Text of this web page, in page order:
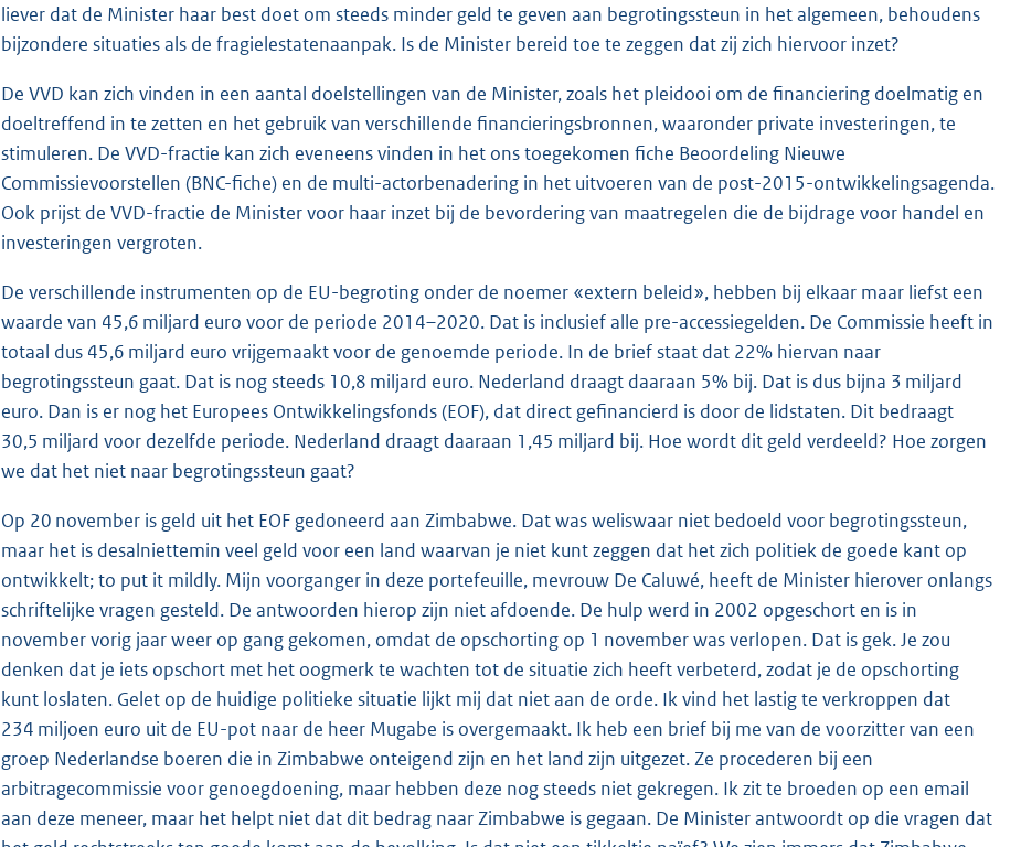
liever dat de Minister haar best doet om steeds minder geld te geven aan begrotingssteun in het algemeen, behoudens
bijzondere situaties als de fragielestatenaanpak. Is de Minister bereid toe te zeggen dat zij zich hiervoor inzet?
De VVD kan zich vinden in een aantal doelstellingen van de Minister, zoals het pleidooi om de financiering doelmatig en
doeltreffend in te zetten en het gebruik van verschillende financieringsbronnen, waaronder private investeringen, te
stimuleren. De VVD-fractie kan zich eveneens vinden in het ons toegekomen fiche Beoordeling Nieuwe
Commissievoorstellen (BNC-fiche) en de multi-actorbenadering in het uitvoeren van de post-2015-ontwikkelingsagenda.
Ook prijst de VVD-fractie de Minister voor haar inzet bij de bevordering van maatregelen die de bijdrage voor handel en
investeringen vergroten.
De verschillende instrumenten op de EU-begroting onder de noemer «extern beleid», hebben bij elkaar maar liefst een
waarde van 45,6 miljard euro voor de periode 2014–2020. Dat is inclusief alle pre-accessiegelden. De Commissie heeft in
totaal dus 45,6 miljard euro vrijgemaakt voor de genoemde periode. In de brief staat dat 22% hiervan naar
begrotingssteun gaat. Dat is nog steeds 10,8 miljard euro. Nederland draagt daaraan 5% bij. Dat is dus bijna 3 miljard
euro. Dan is er nog het Europees Ontwikkelingsfonds (EOF), dat direct gefinancierd is door de lidstaten. Dit bedraagt
30,5 miljard voor dezelfde periode. Nederland draagt daaraan 1,45 miljard bij. Hoe wordt dit geld verdeeld? Hoe zorgen
we dat het niet naar begrotingssteun gaat?
Op 20 november is geld uit het EOF gedoneerd aan Zimbabwe. Dat was weliswaar niet bedoeld voor begrotingssteun,
maar het is desalniettemin veel geld voor een land waarvan je niet kunt zeggen dat het zich politiek de goede kant op
ontwikkelt; to put it mildly. Mijn voorganger in deze portefeuille, mevrouw De Caluwé, heeft de Minister hierover onlangs
schriftelijke vragen gesteld. De antwoorden hierop zijn niet afdoende. De hulp werd in 2002 opgeschort en is in
november vorig jaar weer op gang gekomen, omdat de opschorting op 1 november was verlopen. Dat is gek. Je zou
denken dat je iets opschort met het oogmerk te wachten tot de situatie zich heeft verbeterd, zodat je de opschorting
kunt loslaten. Gelet op de huidige politieke situatie lijkt mij dat niet aan de orde. Ik vind het lastig te verkroppen dat
234 miljoen euro uit de EU-pot naar de heer Mugabe is overgemaakt. Ik heb een brief bij me van de voorzitter van een
groep Nederlandse boeren die in Zimbabwe onteigend zijn en het land zijn uitgezet. Ze procederen bij een
arbitragecommissie voor genoegdoening, maar hebben deze nog steeds niet gekregen. Ik zit te broeden op een email
aan deze meneer, maar het helpt niet dat dit bedrag naar Zimbabwe is gegaan. De Minister antwoordt op die vragen dat